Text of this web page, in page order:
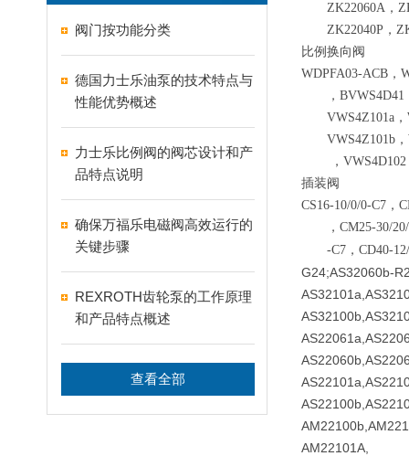
阀门按功能分类
德国力士乐油泵的技术特点与
性能优势概述
力士乐比例阀的阀芯设计和产
品特点说明
确保万福乐电磁阀高效运行的
关键步骤
REXROTH齿轮泵的工作原理
和产品特点概述
查看全部
ZK22060A，
ZK22040P，
比例换向阀
WDPFA03-ACB，
，
VWS4Z101a
VWS4Z101b
，
插装阀
CS16-10/0/0-C7，
，CM25-30/
-C7，CD40-
G24;AS32060b-
AM22101A,